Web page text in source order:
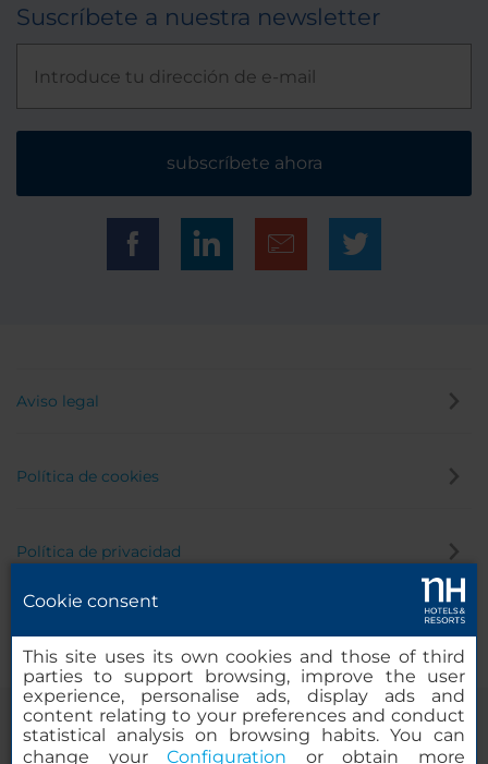
Suscríbete a nuestra newsletter
subscríbete ahora
Aviso legal
Política de cookies
Política de privacidad
Cookie consent
This site uses its own cookies and those of third
parties to support browsing, improve the user
experience, personalise ads, display ads and
content relating to your preferences and conduct
statistical analysis on browsing habits. You can
change yourConfiguration or obtain more